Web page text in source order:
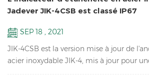
Jadever JIK-4CSB est classé IP67
SEP 18 , 2021
JIK-4CSB est la version mise à jour de
acier inoxydable JIK-4, mis à jour pour